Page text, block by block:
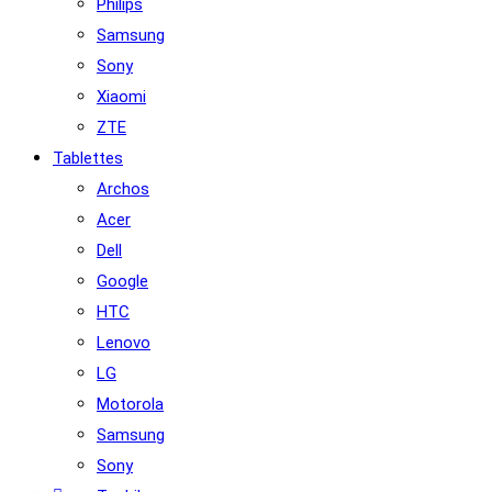
Philips
Samsung
Sony
Xiaomi
ZTE
Tablettes
Archos
Acer
Dell
Google
HTC
Lenovo
LG
Motorola
Samsung
Sony